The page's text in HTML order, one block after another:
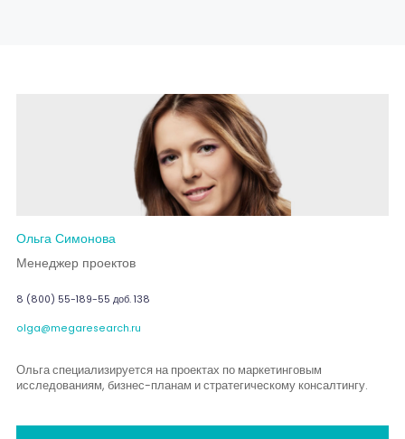
Ольга Симонова
Менеджер проектов
8 (800) 55-189-55 доб. 138
olga@megaresearch.ru
Ольга специализируется на проектах по маркетинговым
исследованиям, бизнес-планам и стратегическому консалтингу.